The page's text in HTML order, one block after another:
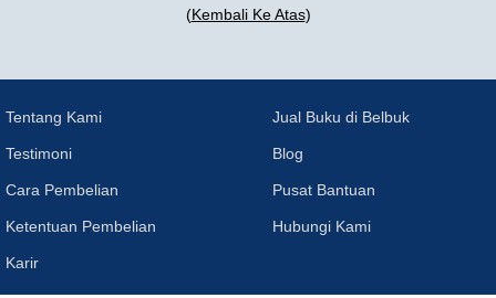
(Kembali Ke Atas)
Tentang Kami
Testimoni
Cara Pembelian
Ketentuan Pembelian
Karir
Jual Buku di Belbuk
Blog
Pusat Bantuan
Hubungi Kami